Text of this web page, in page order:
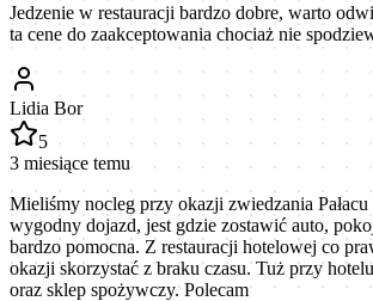
Jedzenie w restauracji bardzo dobre, warto
ta cene do zaakceptowania chociaż nie
Lidia Bor
5
3 miesiące temu
Mieliśmy nocleg przy okazji zwiedzania
wygodny dojazd, jest gdzie zostawić auto,
bardzo pomocna. Z restauracji hotelowej co
okazji skorzystać z braku czasu. Tuż przy
oraz sklep spożywczy. Polecam